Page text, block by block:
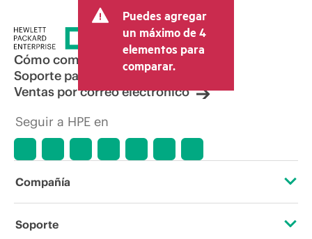
Puedes agregar
un máximo de 4
elementos para
comparar.
Cómo comprar
Soporte para productos
Ventas por correo electrónico
Seguir a HPE en
Compañía
Acerca de HPE
Soporte